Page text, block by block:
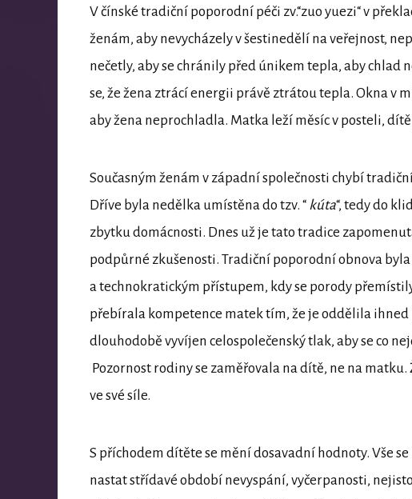
V čínské tradiční poporodní péči zv.“zuo yuezi“ v
ženám, aby nevycházely v šestinedělí na veřejnost,
nečetly, aby se chránily před únikem tepla, aby
se, že žena ztrácí energii právě ztrátou tepla. Okna v
aby žena neprochladla. Matka leží měsíc v posteli,
Současným ženám v západní společnosti chybí
Dříve byla nedělka umístěna do tzv. “ kúta“, tedy do
zbytku domácnosti. Dnes už je tato tradice
podpůrné zkušenosti. Tradiční poporodní obnova
a technokratickým přístupem, kdy se porody
přebírala kompetence matek tím, že je oddělila ihned
dlouhodobě vyvíjen celospolečenský tlak, aby se co
Pozornost rodiny se zaměřovala na dítě, ne na
ve své síle.
S příchodem dítěte se mění dosavadní hodnoty. Vše
nastat střídavé období nevyspání, vyčerpanosti,